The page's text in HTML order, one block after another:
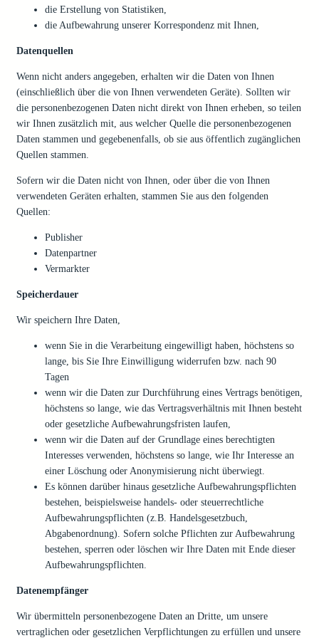
die Erstellung von Statistiken,
die Aufbewahrung unserer Korrespondenz mit Ihnen,
Datenquellen
Wenn nicht anders angegeben, erhalten wir die Daten von Ihnen
(einschließlich über die von Ihnen verwendeten Geräte). Sollten wir
die personenbezogenen Daten nicht direkt von Ihnen erheben, so teilen
wir Ihnen zusätzlich mit, aus welcher Quelle die personenbezogenen
Daten stammen und gegebenenfalls, ob sie aus öffentlich zugänglichen
Quellen stammen.
Sofern wir die Daten nicht von Ihnen, oder über die von Ihnen
verwendeten Geräten erhalten, stammen Sie aus den folgenden
Quellen:
Publisher
Datenpartner
Vermarkter
Speicherdauer
Wir speichern Ihre Daten,
wenn Sie in die Verarbeitung eingewilligt haben, höchstens so
lange, bis Sie Ihre Einwilligung widerrufen bzw. nach 90
Tagen
wenn wir die Daten zur Durchführung eines Vertrags benötigen,
höchstens so lange, wie das Vertragsverhältnis mit Ihnen besteht
oder gesetzliche Aufbewahrungsfristen laufen,
wenn wir die Daten auf der Grundlage eines berechtigten
Interesses verwenden, höchstens so lange, wie Ihr Interesse an
einer Löschung oder Anonymisierung nicht überwiegt.
Es können darüber hinaus gesetzliche Aufbewahrungspflichten
bestehen, beispielsweise handels- oder steuerrechtliche
Aufbewahrungspflichten (z.B. Handelsgesetzbuch,
Abgabenordnung). Sofern solche Pflichten zur Aufbewahrung
bestehen, sperren oder löschen wir Ihre Daten mit Ende dieser
Aufbewahrungspflichten.
Datenempfänger
Wir übermitteln personenbezogene Daten an Dritte, um unsere
vertraglichen oder gesetzlichen Verpflichtungen zu erfüllen und unsere